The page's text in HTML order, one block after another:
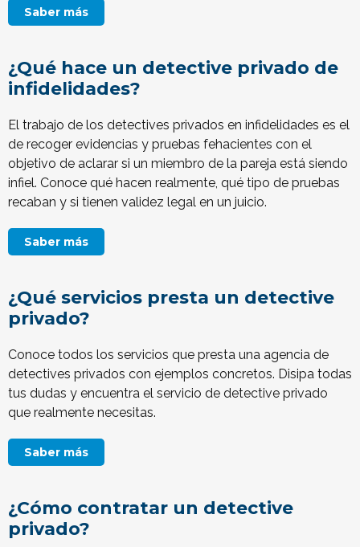
Saber más
¿Qué hace un detective privado de
infidelidades?
El trabajo de los detectives privados en infidelidades es el
de recoger evidencias y pruebas fehacientes con el
objetivo de aclarar si un miembro de la pareja está siendo
infiel. Conoce qué hacen realmente, qué tipo de pruebas
recaban y si tienen validez legal en un juicio.
Saber más
¿Qué servicios presta un detective
privado?
Conoce todos los servicios que presta una agencia de
detectives privados con ejemplos concretos. Disipa todas
tus dudas y encuentra el servicio de detective privado
que realmente necesitas.
Saber más
¿Cómo contratar un detective
privado?